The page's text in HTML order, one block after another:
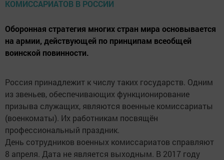
Оборонная стратегия многих стран мира основывается
на армии, действующей по принципам всеобщей
воинской повинности.
Россия принадлежит к числу таких государств. Одним
из звеньев, обеспечивающих функционирование
призыва служащих, являются военные комиссариаты
(военкоматы). Их работникам посвящён
профессиональный праздник.
День сотрудников военных комиссариатов справляют
8 апреля. Дата не является выходным. В 2017 году